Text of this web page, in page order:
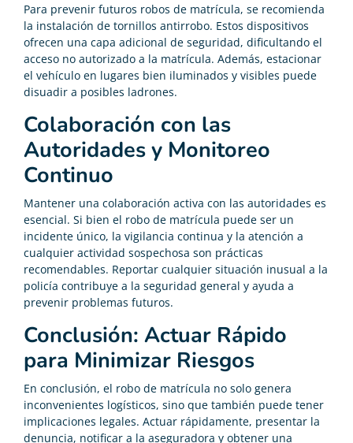
Para prevenir futuros robos de matrícula, se recomienda
la instalación de tornillos antirrobo. Estos dispositivos
ofrecen una capa adicional de seguridad, dificultando el
acceso no autorizado a la matrícula. Además, estacionar
el vehículo en lugares bien iluminados y visibles puede
disuadir a posibles ladrones.
Colaboración con las
Autoridades y Monitoreo
Continuo
Mantener una colaboración activa con las autoridades es
esencial. Si bien el robo de matrícula puede ser un
incidente único, la vigilancia continua y la atención a
cualquier actividad sospechosa son prácticas
recomendables. Reportar cualquier situación inusual a la
policía contribuye a la seguridad general y ayuda a
prevenir problemas futuros.
Conclusión: Actuar Rápido
para Minimizar Riesgos
En conclusión, el robo de matrícula no solo genera
inconvenientes logísticos, sino que también puede tener
implicaciones legales. Actuar rápidamente, presentar la
denuncia, notificar a la aseguradora y obtener una